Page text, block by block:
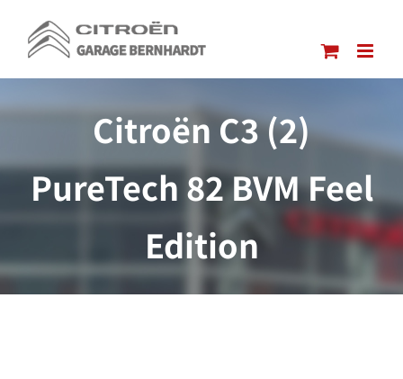
contenu
Citroën C3 (2)
PureTech 82 BVM Feel
Edition